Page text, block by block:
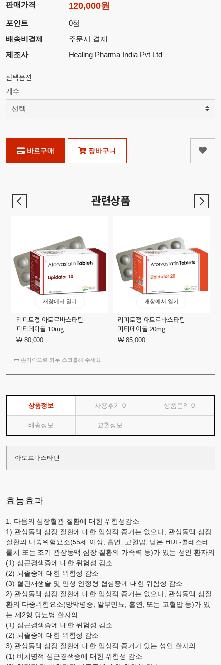
판매가격 120,000원
포인트
0점
배송비결제
주문시 결제
제조사
Healing Pharma India Pvt Ltd
선택옵션
개수
바로구매 장바구니
관련상품
새창에서 열기
리피토정 아토르바스타틴
피티데이톨 10mg
₩ 80,000
새창에서 열기
리피토정 아토르바스타틴
피티데이톨 20mg
₩ 85,000
손가락으로 좌우 스크롤해 주세요.
상품정보 사용후기 0 상품문의0
배송정보 교환정보
아토르바스타틴
효능효과
1. 다음의 심장혈관 질환에 대한 위험성감소
1) 관상동맥 심장 질환에 대한 임상적 증거는 없으나, 관상동맥 심장
질환의 다중위험요소(55세 이상, 흡연, 고혈압, 낮은 HDL-콜레스테
롤치 또는 조기 관상동맥 심장 질환의 가족력 등)가 있는 성인 환자의
(1) 심근경색증에 대한 위험성 감소
(2) 뇌졸중에 대한 위험성 감소
(3) 혈관재생술 및 만성 안정형 협심증에 대한 위험성 감소
2) 관상동맥 심장 질환에 대한 임상적 증거는 없으나, 관상동맥 심질
환의 다중위험요소(망막병증, 알부민뇨, 흡연, 또는 고혈압 등)가 있
는 제2형 당뇨병 환자의
(1) 심근경색증에 대한 위험성 감소
(2) 뇌졸중에 대한 위험성 감소
3) 관상동맥 심장 질환에 대한 임상적 증거가 있는 성인 환자의
(1) 비치명적 심근경색증에 대한 위험성 감소